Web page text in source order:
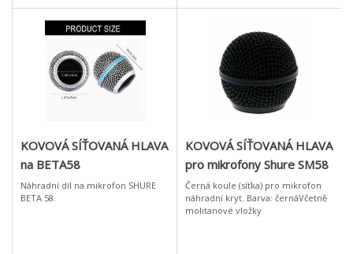
KOVOVÁ SÍŤOVANÁ HLAVA
na BETA58
Náhradní díl na mikrofon SHURE
BETA 58.
KOVOVÁ SÍŤOVANÁ HLAVA
pro mikrofony Shure SM58
a Beta58
Černá koule (síťka) pro mikrofon
náhradní kryt. Barva: černáVčetně
molitanové vložky